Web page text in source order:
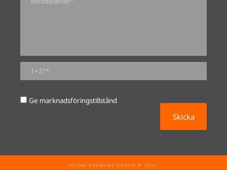
Ge marknadsföringstillstånd
JACOBI CARBONS GROUP © 2026